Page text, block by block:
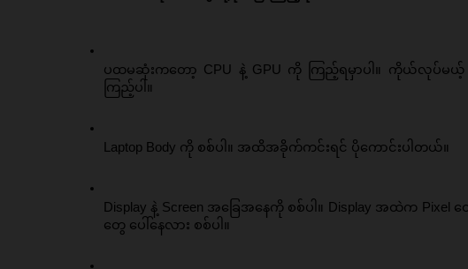
ပထမဆုံးကတော့ CPU နဲ့ GPU ကို ကြည့်ရမှာပါ။ ကိုယ်လုပ်မ
ကြည့်ပါ။
Laptop Body ကို စစ်ပါ။ အထိအခိုက်ကင်းရင် ပိုကောင်းပါတယ်။
Display နဲ့ Screen အခြေအနေကို စစ်ပါ။ Display အထဲက
တွေ ပေါ်နေလား စစ်ပါ။